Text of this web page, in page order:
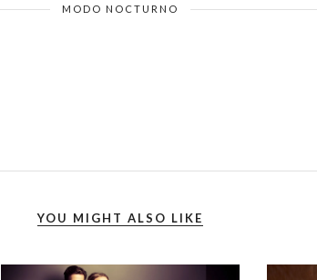
MODO NOCTURNO
YOU MIGHT ALSO LIKE